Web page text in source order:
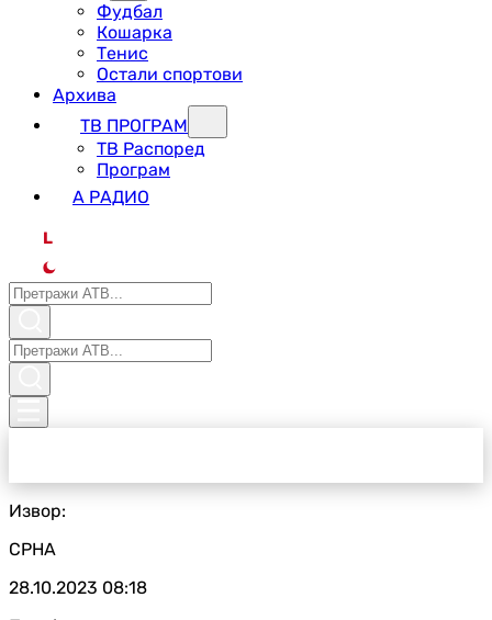
Фудбал
Кошарка
Тенис
Остали спортови
Архива
ТВ ПРОГРАМ
ТВ Распоред
Програм
А РАДИО
L
Извор:
СРНА
28.10.2023 08:18